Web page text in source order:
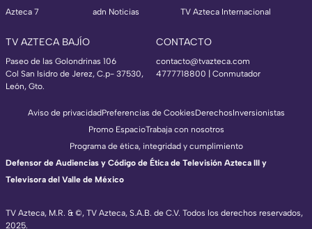
Azteca 7
adn Noticias
TV Azteca Internacional
TV AZTECA BAJÍO
Paseo de las Golondrinas 106
Col San Isidro de Jerez, C.p- 37530,
León, Gto.
CONTACTO
contacto@tvazteca.com
4777718800 | Conmutador
TV Azteca, M.R. & ©, TV Azteca, S.A.B. de C.V. Todos los derechos reservados,
2025.
Aviso de privacidadPreferencias de CookiesDerechosInversionistas
Promo EspacioTrabaja con nosotros
Programa de ética, integridad y cumplimiento
Defensor de Audiencias y Código de Ética de Televisión Azteca III y
Televisora del Valle de México